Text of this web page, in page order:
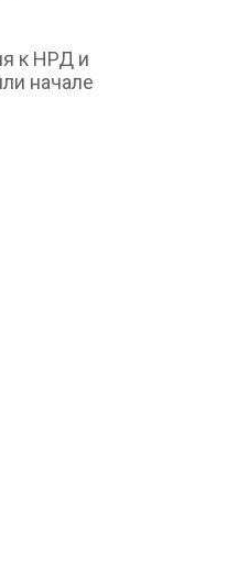
к НРД и
начале